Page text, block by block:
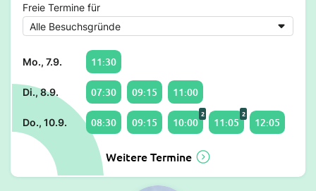
Freie Termine für
Mo., 7.9. 11:30
Di., 8.9. 07:30 09:15 11:00
Do., 10.9. 08:30 09:15 10:00
2
11:05
2
12:05
Weitere Termine